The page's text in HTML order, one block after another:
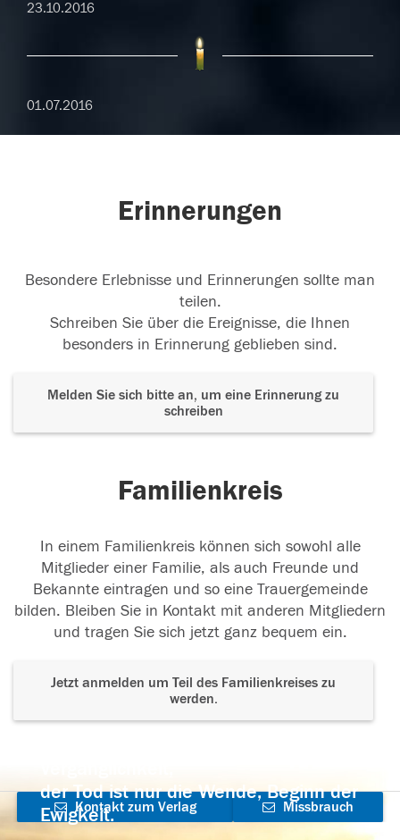
23.10.2016
01.07.2016
Erinnerungen
Besondere Erlebnisse und Erinnerungen sollte man
teilen.
Schreiben Sie über die Ereignisse, die Ihnen
besonders in Erinnerung geblieben sind.
Melden Sie sich bitte an, um eine Erinnerung zu
schreiben
Familienkreis
In einem Familienkreis können sich sowohl alle
Mitglieder einer Familie, als auch Freunde und
Bekannte eintragen und so eine Trauergemeinde
bilden. Bleiben Sie in Kontakt mit anderen Mitgliedern
und tragen Sie sich jetzt ganz bequem ein.
Jetzt anmelden um Teil des Familienkreises zu
werden.
der Tod ist nur die Wende, Beginn der
Ewigkeit.
Kontakt zum Verlag
Missbrauch